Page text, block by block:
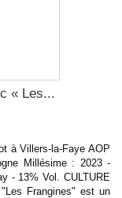
« Les...
à Villers-la-Faye AOP
Millésime : 2023 -
- 13% Vol. CULTURE
Frangines" est un